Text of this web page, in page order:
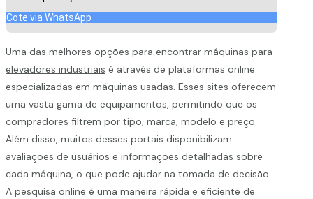
Cote via WhatsApp
Uma das melhores opções para encontrar máquinas para
elevadores industriais é através de plataformas online
especializadas em máquinas usadas. Esses sites oferecem
uma vasta gama de equipamentos, permitindo que os
compradores filtrem por tipo, marca, modelo e preço.
Além disso, muitos desses portais disponibilizam
avaliações de usuários e informações detalhadas sobre
cada máquina, o que pode ajudar na tomada de decisão.
A pesquisa online é uma maneira rápida e eficiente de